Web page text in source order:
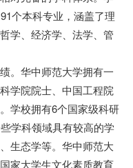
个本科专业，涵盖了理
学、经济学、法学、管
。华中师范大学拥有一
学院院士、中国工程院
学校拥有6个国家级科研
学科领域具有较高的学
生态学等。华中师范大
家大学生文化素质教育